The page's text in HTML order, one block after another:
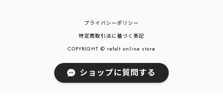
プライバシーポリシー
特定商取引法に基づく表記
COPYRIGHT © refalt online store
ショップに質問する